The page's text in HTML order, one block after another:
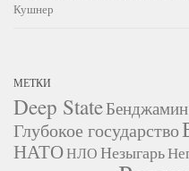
Кушнер
МЕТКИ
Deep State
Глубокое государство
НАТОНЛОНезыгарь